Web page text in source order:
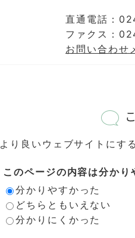
直通電話：
ファクス：
お問い合わせ
より良いウェブサイトにす
このページの内容は分かり
分かりやすかった
どちらともいえない
分かりにくかった